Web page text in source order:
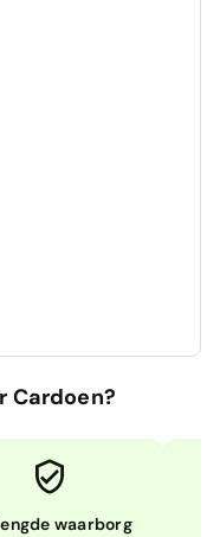
Cardoen?
waarborg